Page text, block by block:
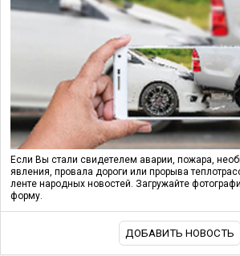
Если Вы стали свидетелем аварии, пожара,
явления, провала дороги или прорыва
ленте народных новостей. Загружайте
форму.
ДОБАВИТЬ НОВОСТЬ